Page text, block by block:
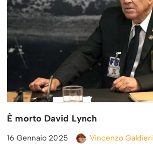
È morto David Lynch
16 Gennaio 2025 Vincenzo Galdieri